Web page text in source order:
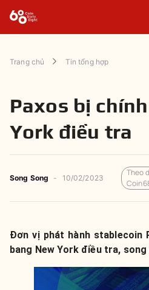
Trang chủ Tin tổng hợp
Paxos bị
York điều tra
Song Song - 10/02/2023
Theo
Đơn vị phát hành stablecoin
bang New York điều tra,